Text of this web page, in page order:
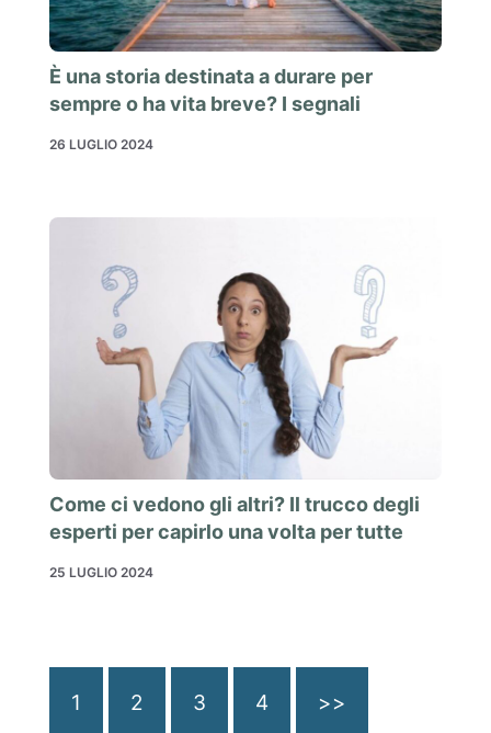
È una storia destinata a durare per
sempre o ha vita breve? I segnali
26 LUGLIO 2024
Come ci vedono gli altri? Il trucco degli
esperti per capirlo una volta per tutte
25 LUGLIO 2024
1 2 3 4 >>